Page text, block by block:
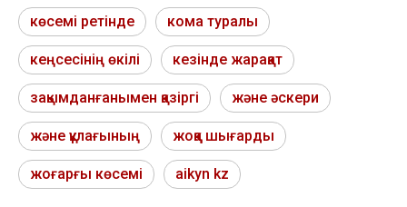
көсемі ретінде кома туралы
кеңсесінің өкілі кезінде жарақат
зақымданғанымен қазіргі және әскери
және құлағының жоққа шығарды
жоғарғы көсемі aikyn kz